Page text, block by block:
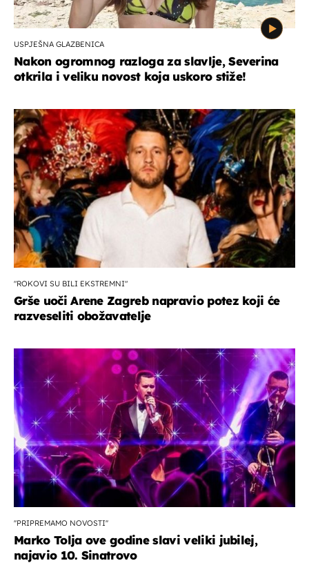
USPJEŠNA GLAZBENICA
Nakon ogromnog razloga za slavlje, Severina
otkrila i veliku novost koja uskoro stiže!
"ROKOVI SU BILI EKSTREMNI"
Grše uoči Arene Zagreb napravio potez koji će
razveseliti obožavatelje
''PRIPREMAMO NOVOSTI''
Marko Tolja ove godine slavi veliki jubilej,
najavio 10. Sinatrovo